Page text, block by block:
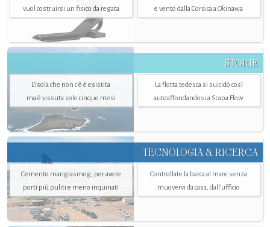
vuol costruirsi un fisico da regata
e vento dalla Corsica a Okinawa
STORIE
L’isola che non c'è è esistita
ma è vissuta solo cinque mesi
La flotta tedesca si suicidò così
autoaffondandosi a Scapa Flow
TECNOLOGIA & RICERCA
Cemento mangiasmog, per avere
porti più puliti e meno inquinati
Controllate la barca al mare senza
muovervi da casa, dall’ufficio